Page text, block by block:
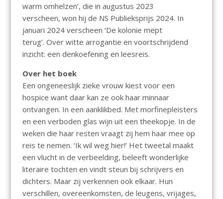
warm omhelzen’, die in augustus 2023
verscheen, won hij de NS Publieksprijs 2024. In
januari 2024 verscheen ‘De kolonie mept
terug’. Over witte arrogantie en voortschrijdend
inzicht: een denkoefening en leesreis.
Over het boek
Een ongeneeslijk zieke vrouw kiest voor een
hospice want daar kan ze ook haar minnaar
ontvangen. In een aanklikbed. Met morfinepleisters
en een verboden glas wijn uit een theekopje. In de
weken die haar resten vraagt zij hem haar mee op
reis te nemen. ‘Ik wil weg hier!’ Het tweetal maakt
een vlucht in de verbeelding, beleeft wonderlijke
literaire tochten en vindt steun bij schrijvers en
dichters. Maar zij verkennen ook elkaar. Hun
verschillen, overeenkomsten, de leugens, vrijages,